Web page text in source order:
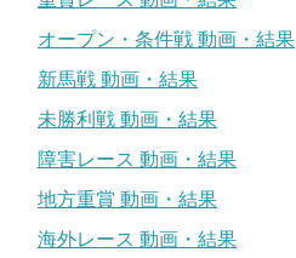
オープン・条件戦 動画・結果
新馬戦 動画・結果
未勝利戦 動画・結果
障害レース 動画・結果
地方重賞 動画・結果
海外レース 動画・結果